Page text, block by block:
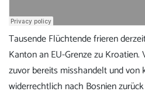
Tausende Flüchtende frieren
Kanton an EU-Grenze zu
zuvor bereits misshandelt und von
widerrechtlich nach Bosnien